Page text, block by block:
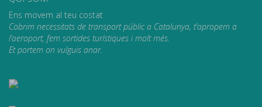
Ens movem al teu costat
Cobrim necessitats de transport públic a Catalunya, t’apropem a
l’aeroport, fem sortides turístiques i molt més.
Et portem on vulguis anar.